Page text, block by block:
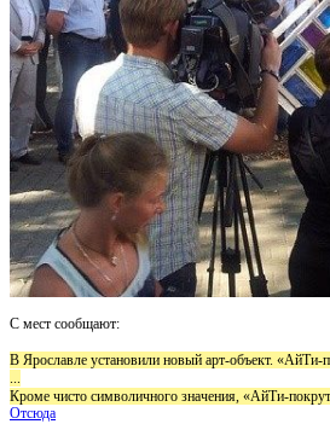
С мест сообщают:
В Ярославле установили новый арт-объект.
...
Кроме чисто символичного значения, «АйТи-
Отсюда